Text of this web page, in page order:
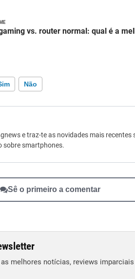
vs. router normal: qual é a
Não
que procuro
e traz-te as novidades mais recentes
sobre smartphones.
Sê o primeiro a comentar
melhores notícias, reviews